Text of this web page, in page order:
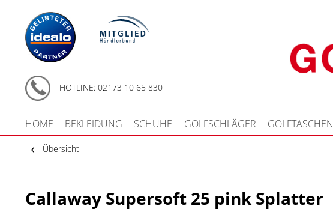
HOTLINE: 02173 10 65 830
HOME BEKLEIDUNG SCHUHE GOLFSCHLÄGER GOLFTASCHEN
Übersicht
Callaway Supersoft 25 pink Splatter